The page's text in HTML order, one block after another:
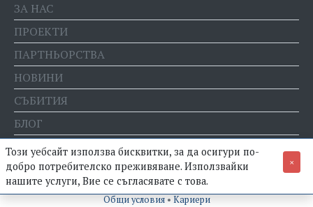
ЗА НАС
ПРОЕКТИ
ПАРТНЬОРСТВА
НОВИНИ
СЪБИТИЯ
БЛОГ
Е-МАГАЗИН
© Фондация "Право и интернет" •Политика за поверителност
Общи условия • Кариери
Този уебсайт използва бисквитки, за да осигури по-
добро потребителско преживяване. Използвайки
нашите услуги, Вие се съгласявате с това.
×